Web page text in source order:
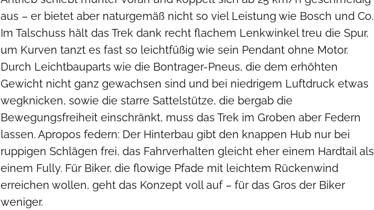
aus – er bietet aber naturgemäß nicht so viel Leistung wie Bosch und Co.
Im Talschuss hält das Trek dank recht flachem Lenkwinkel treu die Spur,
um Kurven tanzt es fast so leichtfüßig wie sein Pendant ohne Motor.
Durch Leichtbauparts wie die Bontrager-Pneus, die dem erhöhten
Gewicht nicht ganz gewachsen sind und bei niedrigem Luftdruck etwas
wegknicken, sowie die starre Sattelstütze, die bergab die
Bewegungsfreiheit einschränkt, muss das Trek im Groben aber Federn
lassen. Apropos federn: Der Hinterbau gibt den knappen Hub nur bei
ruppigen Schlägen frei, das Fahrverhalten gleicht eher einem Hardtail als
einem Fully. Für Biker, die flowige Pfade mit leichtem Rückenwind
erreichen wollen, geht das Konzept voll auf – für das Gros der Biker
weniger.